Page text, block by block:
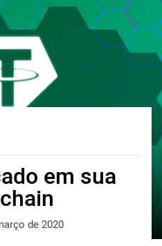
em sua
de 2020